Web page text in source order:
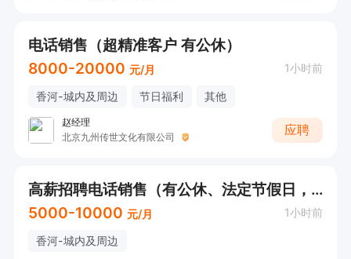
电话销售（超精准客户 有公休）
8000-20000 元/月 1小时前
香河-城内及周边 节日福利 其他
赵经理
北京九州传世文化有限公司
应聘
高薪招聘电话销售（有公休、法定节假日，早9点--晚6点）
5000-10000 元/月 1小时前
香河-城内及周边